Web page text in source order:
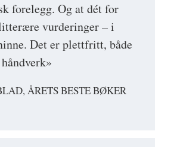
forelegg. Og at dét for
vurderinger – i
Det er plettfritt, både
ÅRETS BESTE BØKER